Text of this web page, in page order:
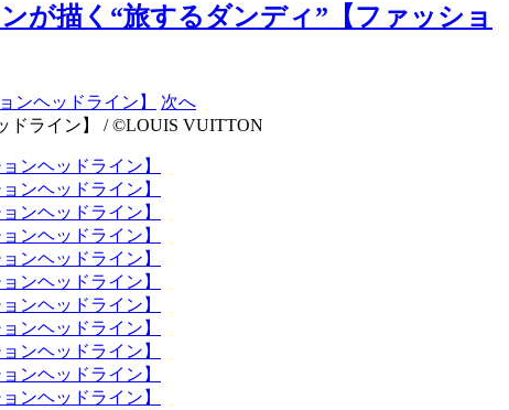
が描く“旅するダンディ”【ファッショ
次へ
ドライン】 / ©LOUIS VUITTON